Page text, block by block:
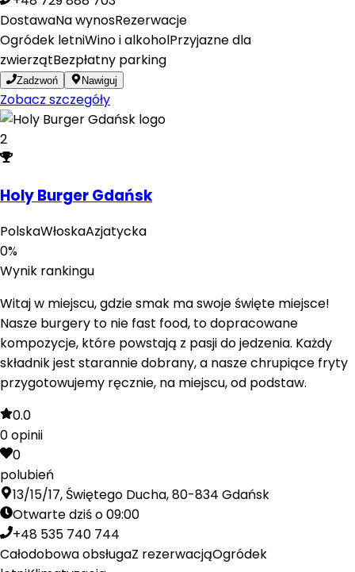
DostawaNa wynosRezerwacje
Ogródek letniWino i alkoholPrzyjazne dla
zwierzątBezpłatny parking
Zadzwoń Nawiguj
Zobacz szczegóły
2
Holy Burger Gdańsk
PolskaWłoskaAzjatycka
0%
Wynik rankingu
Witaj w miejscu, gdzie smak ma swoje święte miejsce!
Nasze burgery to nie fast food, to dopracowane
kompozycje, które powstają z pasji do jedzenia. Każdy
składnik jest starannie dobrany, a nasze chrupiące fryty
przygotowujemy ręcznie, na miejscu, od podstaw.
0.0
0opinii
0
polubień
13/15/17, Świętego Ducha, 80-834 Gdańsk
Otwarte dziś o 09:00
+48 535 740 744
Całodobowa obsługaZ rezerwacjąOgródek